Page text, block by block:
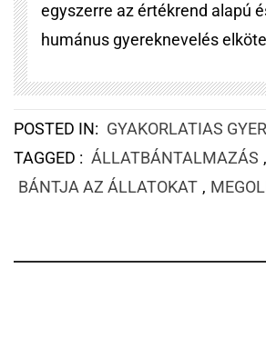
egyszerre az értékrend alapú
humánus gyereknevelés
POSTED IN: GYAKORLATIAS
TAGGED : ÁLLATBÁNTALMAZÁS ,
BÁNTJA AZ ÁLLATOKAT ,